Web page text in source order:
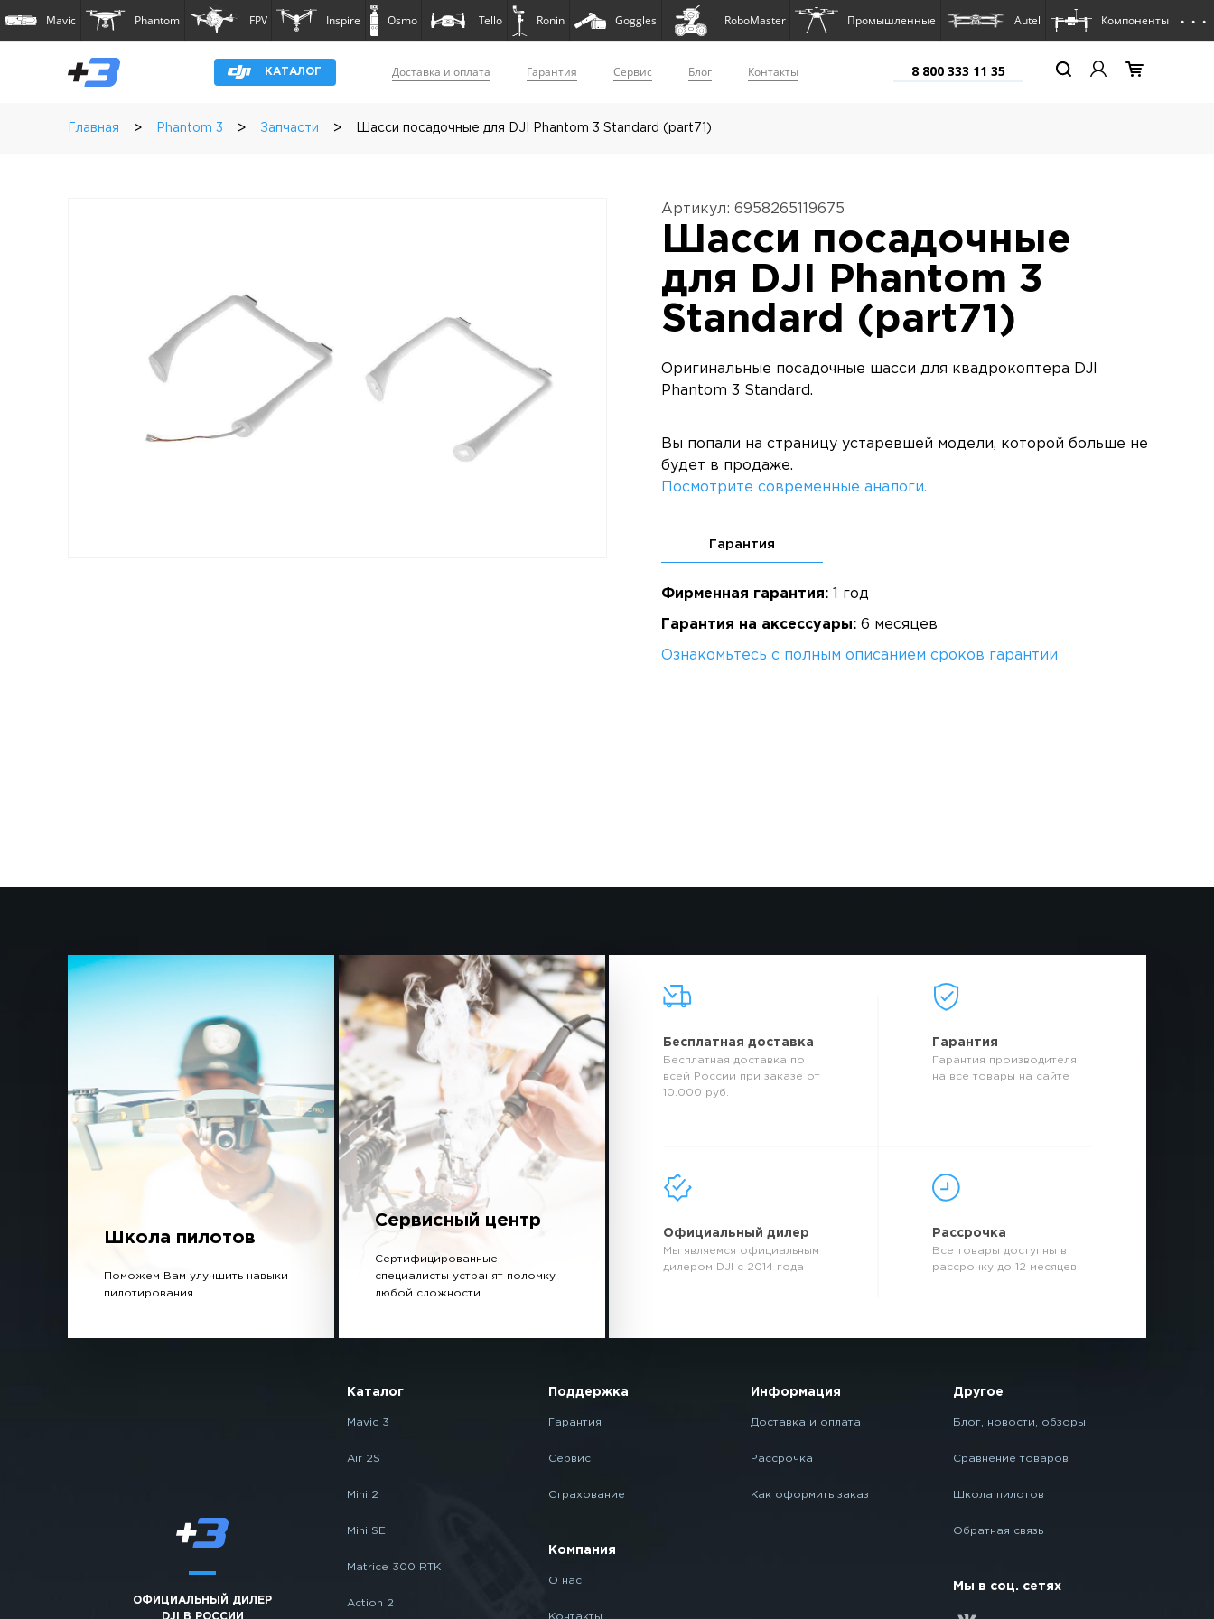
Mavic Phantom FPV Inspire Osmo Tello Ronin Goggles RoboMaster Промышленные Autel Компоненты . . .
КАТАЛОГ Доставка и оплата Гарантия Сервис Блог Контакты 8 800 333 11 35
Главная > Phantom 3 > Запчасти > Шасси посадочные для DJI Phantom 3 Standard (part71)
Артикул: 6958265119675
Шасси посадочные
для DJI Phantom 3
Standard (part71)
Оригинальные посадочные шасси для квадрокоптера DJI
Phantom 3 Standard.
Вы попали на страницу устаревшей модели, которой больше не
будет в продаже.
Посмотрите современные аналоги.
Гарантия
Фирменная гарантия:1 год
Гарантия на аксессуары:6 месяцев
Ознакомьтесь с полным описанием сроков гарантии
Школа пилотов
Поможем Вам улучшить навыки
пилотирования
Сервисный центр
Сертифицированные
специалисты устранят поломку
любой сложности
Бесплатная доставка
Бесплатная доставка по
всей России при заказе от
10.000 руб.
Гарантия
Гарантия производителя
на все товары на сайте
Официальный дилер
Мы являемся официальным
дилером DJI с 2014 года
Рассрочка
Все товары доступны в
рассрочку до 12 месяцев
ОФИЦИАЛЬНЫЙ ДИЛЕР
DJI В РОССИИ
Каталог
Mavic 3
Air 2S
Mini 2
Mini SE
Matrice 300 RTK
Action 2
Поддержка
Гарантия
Сервис
Страхование
Компания
О нас
Контакты
Информация
Доставка и оплата
Рассрочка
Как оформить заказ
Другое
Блог, новости, обзоры
Сравнение товаров
Школа пилотов
Обратная связь
Мы в соц. сетях